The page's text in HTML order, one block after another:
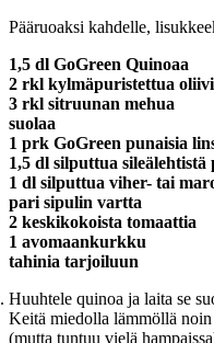
Pääruoaksi kahdelle,
1,5 dl GoGreen Quinoaa
2 rkl kylmäpuristettua
3 rkl sitruunan mehua
suolaa
1 prk GoGreen punaisia
1,5 dl silputtua sileälehtistä
1 dl silputtua viher- tai
pari sipulin vartta
2 keskikokoista tomaattia
1 avomaankurkku
tahinia tarjoiluun
Huuhtele quinoa ja laita se
Keitä miedolla lämmöllä
(mutta tuntuu vielä